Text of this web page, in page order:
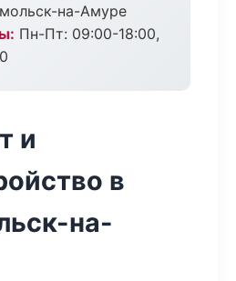
на-Амуре
Пн-Пт: 09:00-18:00,
и
в
на-